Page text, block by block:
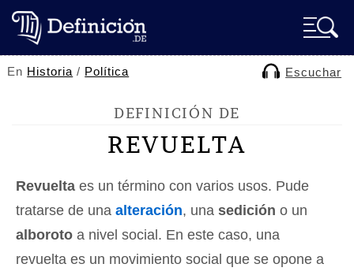
En Historia / Política Escuchar
DEFINICIÓN DE
REVUELTA
Revuelta es un término con varios usos. Pude
tratarse de una alteración, una sedición o un
alboroto a nivel social. En este caso, una
revuelta es un movimiento social que se opone a